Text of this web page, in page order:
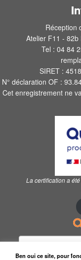
Réception
Atelier F11 -
Tel : 04 84
SIRET :
N° déclaration OF :
Cet enregistrement ne
La certification a
Rechercher :
Ben oui ce site, pour